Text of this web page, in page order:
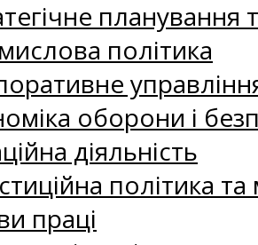
політика
оборони і
діяльність
політика
праці